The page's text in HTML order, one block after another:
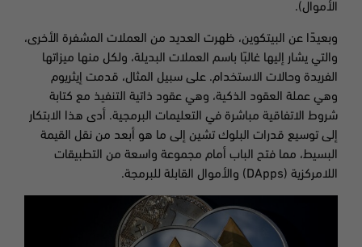
الأموال).
وبعيدًا عن البيتكوين، ظهرت العديد من العملات المشفرة الأخرى،
والتي يشار إليها غالبًا باسم العملات البديلة، ولكل منها ميزاتها
الفريدة وحالات الاستخدام. على سبيل المثال، قدمت إيثريوم
وهي عملة العقود الذكية، وهي عقود ذاتية التنفيذ مع كتابة
شروط الاتفاقية مباشرة في التعليمات البرمجية. أدى هذا الابتكار
إلى توسيع قدرات البلوك تشين إلى ما هو أبعد من نقل القيمة
البسيط، مما فتح الباب أمام مجموعة واسعة من التطبيقات
اللامركزية (DApps) والأموال القابلة للبرمجة.